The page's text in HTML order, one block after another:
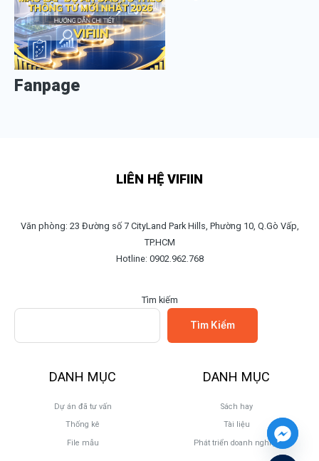
Fanpage
LIÊN HỆ VIFIIN
Văn phòng: 23 Đường số 7 CityLand Park Hills, Phường 10, Q.Gò Vấp,
TP.HCM
Hotline: 0902.962.768
Tìm kiếm
Tìm Kiếm
DANH MỤC
Dự án đã tư vấn
Thống kê
File mẫu
DANH MỤC
Sách hay
Tài liệu
Phát triển doanh nghiệp